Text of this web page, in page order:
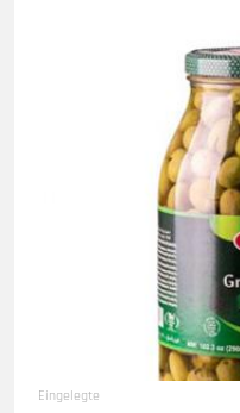
Eingelegte